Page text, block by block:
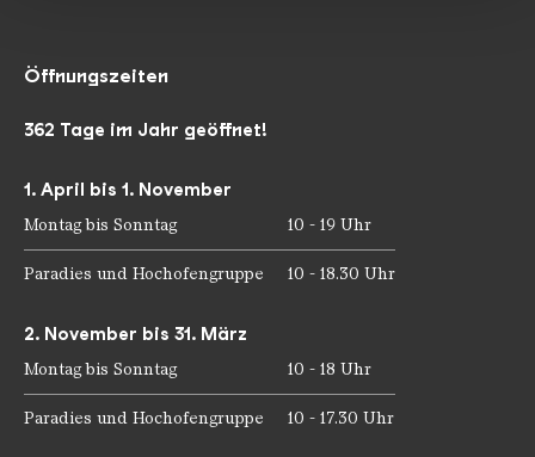
Öffnungszeiten
362 Tage im Jahr geöffnet!
1. April bis 1. November
Montag bis Sonntag 10 - 19 Uhr
Paradies und Hochofengruppe 10 - 18.30 Uhr
2. November bis 31. März
Montag bis Sonntag 10 - 18 Uhr
Paradies und Hochofengruppe 10 - 17.30 Uhr